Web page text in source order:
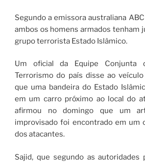
Segundo a emissora australiana
ambos os homens armados tenham
grupo terrorista Estado Islâmico.
Um oficial da Equipe Conjunta
Terrorismo do país disse ao
que uma bandeira do Estado
em um carro próximo ao local do
afirmou no domingo que um
improvisado foi encontrado em um
dos atacantes.
Sajid, que segundo as autoridades